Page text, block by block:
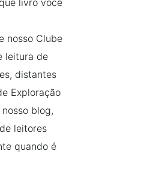
nosso Clube
leitura de
distantes
Exploração
blog,
leitores
quando é